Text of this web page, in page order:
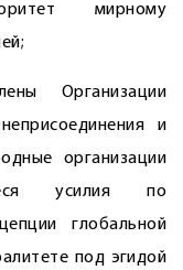
мирному
Организации
и
организации
усилия по
глобальной
под эгидой